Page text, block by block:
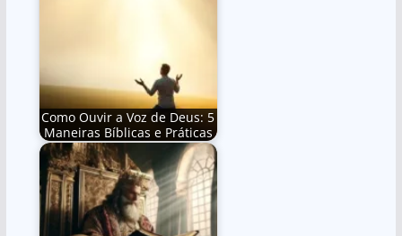
Como Ouvir a Voz de Deus: 5
Maneiras Bíblicas e Práticas